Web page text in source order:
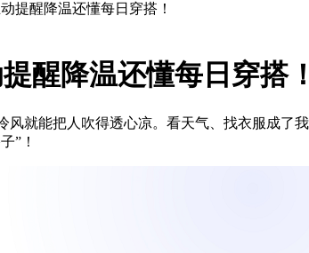
提醒降温还懂每日穿搭！
醒降温还懂每日穿搭！
就能把人吹得透心凉。看天气、找衣服成了
”！